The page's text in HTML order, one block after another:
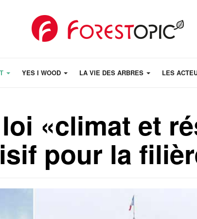
YES I WOOD LA VIE DES ARBRES LES
«climat et
pour la